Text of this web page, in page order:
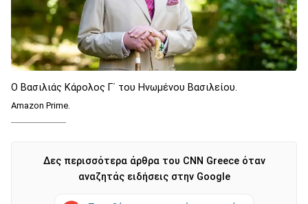
Ο Βασιλιάς Κάρολος Γ΄ του Ηνωμένου Βασιλείου.
Amazon Prime.
Δες περισσότερα άρθρα του CNN Greece όταν
αναζητάς ειδήσεις στην Google